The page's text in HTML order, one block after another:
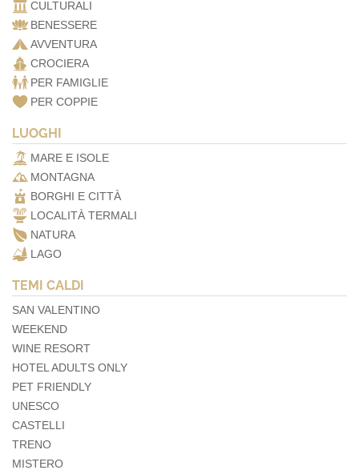
CULTURALI
BENESSERE
AVVENTURA
CROCIERA
PER FAMIGLIE
PER COPPIE
LUOGHI
MARE E ISOLE
MONTAGNA
BORGHI E CITTÀ
LOCALITÀ TERMALI
NATURA
LAGO
TEMI CALDI
SAN VALENTINO
WEEKEND
WINE RESORT
HOTEL ADULTS ONLY
PET FRIENDLY
UNESCO
CASTELLI
TRENO
MISTERO